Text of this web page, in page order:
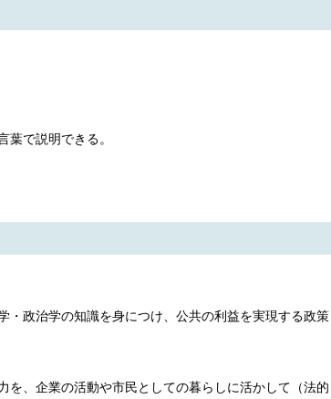
で説明できる。
政治学の知識を身につけ、公共の利益を実現する政策
、企業の活動や市民としての暮らしに活かして（法的